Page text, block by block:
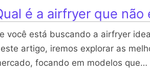
é a airfryer que não
você está buscando a airfryer
artigo, iremos explorar as
focando em modelos que…